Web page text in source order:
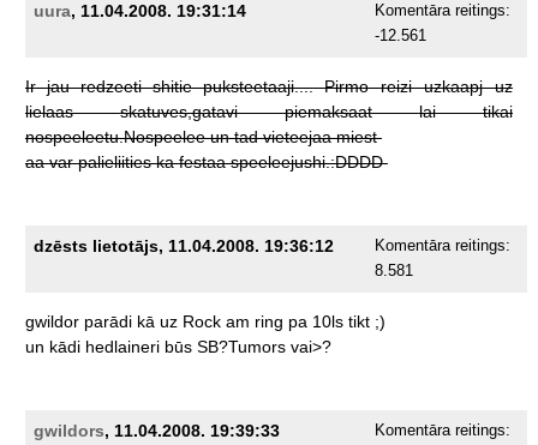
uura, 11.04.2008. 19:31:14
Komentāra reitings:
-12.561
Ir jau redzeeti shitie puksteetaaji.... Pirmo reizi uzkaapj
uz
lielaas
skatuves,gatavi piemaksaat lai
tikai
nospeeleetu.Nospeelee un tad vieteejaa miest
aa var palieliities ka festaa speeleejushi.:DDDD
dzēsts lietotājs, 11.04.2008. 19:36:12
Komentāra reitings:
8.581
gwildor parādi kā uz Rock am ring pa 10ls tikt ;)
un kādi hedlaineri būs SB?Tumors vai>?
gwildors, 11.04.2008. 19:39:33
Komentāra reitings: